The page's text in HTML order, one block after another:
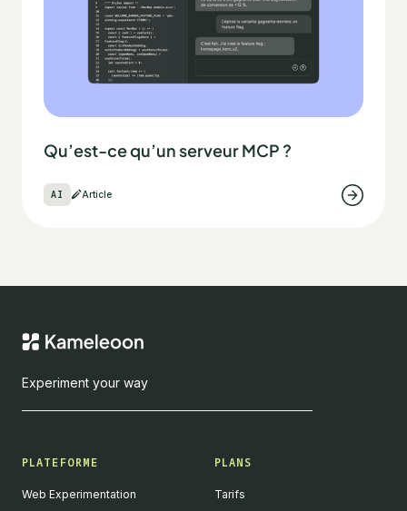
Qu’est-ce qu’un serveur MCP ?
AI Article
Experiment your way
PLATEFORME
Web Experimentation
PLANS
Tarifs